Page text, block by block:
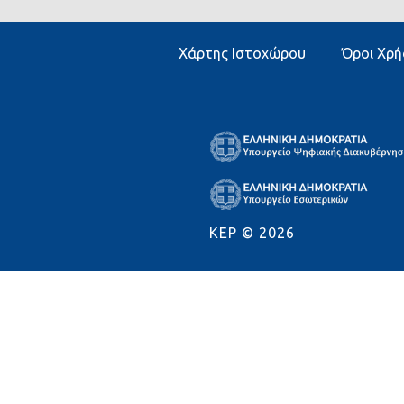
Χάρτης Ιστοχώρου Όροι
KEP © 2026